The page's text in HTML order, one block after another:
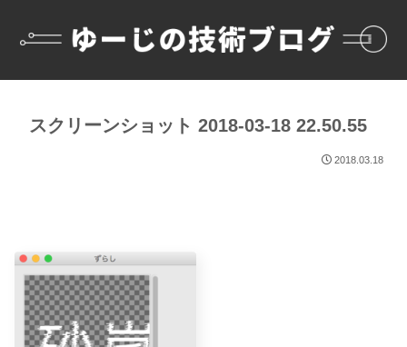
スクリーンショット 2018-03-18 22.50.55
2018.03.18